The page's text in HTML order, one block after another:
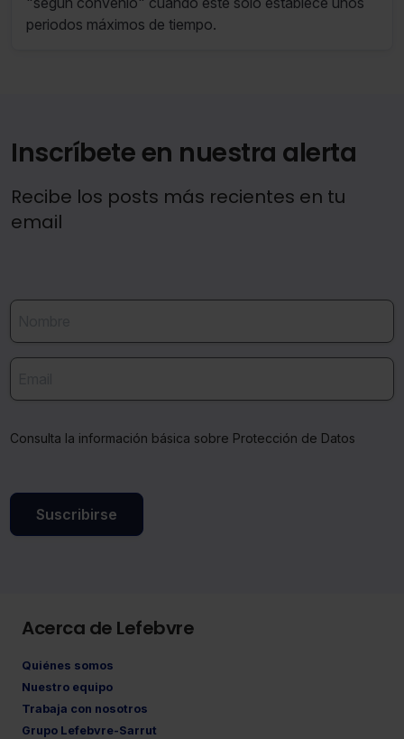
Saber más acerca de las cookies
periodos máximos de tiempo.
Inscríbete en nuestra alerta
Recibe los posts más recientes en tu
email
Consulta la información básica sobre Protección de Datos
Suscribirse
Acerca de Lefebvre
Quiénes somos
Nuestro equipo
Trabaja con nosotros
Grupo Lefebvre-Sarrut